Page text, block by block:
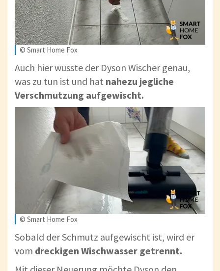
© Smart Home Fox
Auch hier wusste der Dyson Wischer genau,
was zu tun ist und hat nahezu jegliche
Verschmutzung aufgewischt.
© Smart Home Fox
Sobald der Schmutz aufgewischt ist, wird er
vom dreckigen Wischwasser getrennt.